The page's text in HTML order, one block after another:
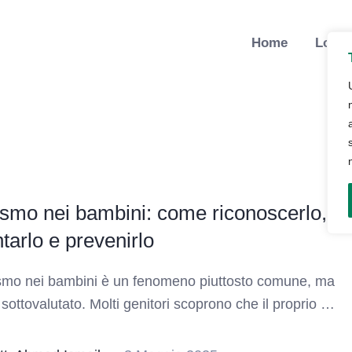
Home Lo
nei bambini: come riconoscerlo,
e prevenirlo
nei bambini è un fenomeno piuttosto comune, ma
Molti genitori scoprono che il proprio …